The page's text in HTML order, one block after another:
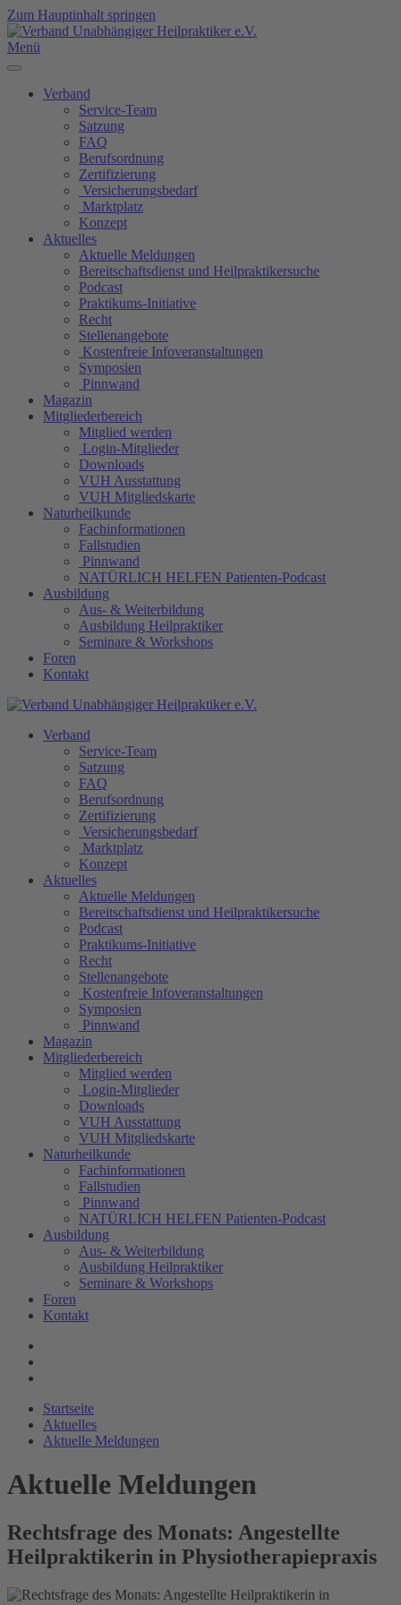
Zum Hauptinhalt springen
Menü
Verband
Service-Team
Satzung
FAQ
Berufsordnung
Zertifizierung
Versicherungsbedarf
Marktplatz
Konzept
Aktuelles
Aktuelle Meldungen
Bereitschaftsdienst und Heilpraktikersuche
Podcast
Praktikums-Initiative
Recht
Stellenangebote
Kostenfreie Infoveranstaltungen
Symposien
Pinnwand
Magazin
Mitgliederbereich
Mitglied werden
Login-Mitglieder
Downloads
VUH Ausstattung
VUH Mitgliedskarte
Naturheilkunde
Fachinformationen
Fallstudien
Pinnwand
NATÜRLICH HELFEN Patienten-Podcast
Ausbildung
Aus- & Weiterbildung
Ausbildung Heilpraktiker
Seminare & Workshops
Foren
Kontakt
Verband
Service-Team
Satzung
FAQ
Berufsordnung
Zertifizierung
Versicherungsbedarf
Marktplatz
Konzept
Aktuelles
Aktuelle Meldungen
Bereitschaftsdienst und Heilpraktikersuche
Podcast
Praktikums-Initiative
Recht
Stellenangebote
Kostenfreie Infoveranstaltungen
Symposien
Pinnwand
Magazin
Mitgliederbereich
Mitglied werden
Login-Mitglieder
Downloads
VUH Ausstattung
VUH Mitgliedskarte
Naturheilkunde
Fachinformationen
Fallstudien
Pinnwand
NATÜRLICH HELFEN Patienten-Podcast
Ausbildung
Aus- & Weiterbildung
Ausbildung Heilpraktiker
Seminare & Workshops
Foren
Kontakt
Startseite
Aktuelles
Aktuelle Meldungen
Aktuelle Meldungen
Rechtsfrage des Monats: Angestellte
Heilpraktikerin in Physiotherapiepraxis